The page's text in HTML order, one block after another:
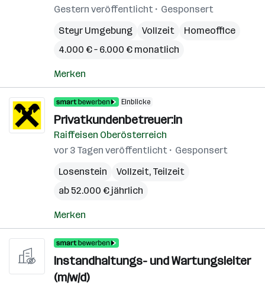
Gestern veröffentlicht
Gesponsert
Steyr Umgebung
Vollzeit
Homeoffice
4.000 € – 6.000 € monatlich
Merken
Einblicke
Privatkundenbetreuer:in
Raiffeisen Oberösterreich
vor 3 Tagen veröffentlicht
Gesponsert
Losenstein
Vollzeit, Teilzeit
ab 52.000 € jährlich
Merken
Instandhaltungs- und Wartungsleiter
(m/w/d)